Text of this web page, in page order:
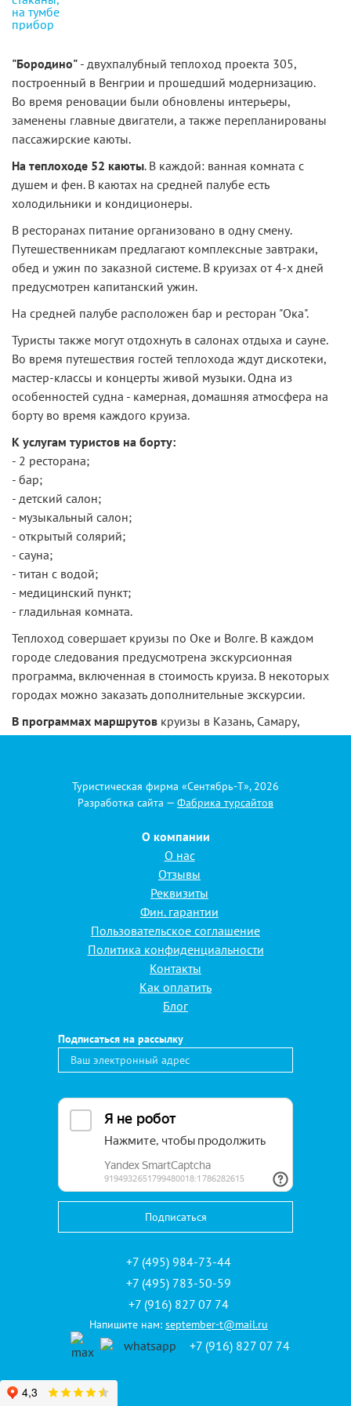
"Бородино" - двухпалубный теплоход проекта 305,
построенный в Венгрии и прошедший модернизацию.
Во время реновации были обновлены интерьеры,
заменены главные двигатели, а также перепланированы
пассажирские каюты.
На теплоходе 52 каюты. В каждой: ванная комната с
душем и фен. В каютах на средней палубе есть
холодильники и кондиционеры.
В ресторанах питание организовано в одну смену.
Путешественникам предлагают комплексные завтраки,
обед и ужин по заказной системе. В круизах от 4-х дней
предусмотрен капитанский ужин.
На средней палубе расположен бар и ресторан "Ока".
Туристы также могут отдохнуть в салонах отдыха и сауне.
Во время путешествия гостей теплохода ждут дискотеки,
мастер-классы и концерты живой музыки. Одна из
особенностей судна - камерная, домашняя атмосфера на
борту во время каждого круиза.
К услугам туристов на борту:
- 2 ресторана;
- бар;
- детский салон;
- музыкальный салон;
- открытый солярий;
- сауна;
- титан с водой;
- медицинский пункт;
- гладильная комната.
Теплоход совершает круизы по Оке и Волге. В каждом
городе следования предусмотрена экскурсионная
программа, включенная в стоимость круиза. В некоторых
городах можно заказать дополнительные экскурсии.
В программах маршрутов круизы в Казань, Самару,
Нижний Новгород, Муром, Кострому и другие
Схема теплохода "Бородино"
Подробная заявка
Название тура
Желаемые даты
Фамилия, имя,
отчество
заказчика*
Отправляя запрос, я ознакомлен(-а) с
конфиденциальности,даю
согласие на обработку
Туристическая фирма «Сентябрь-Т», 2026
Разработка сайта — Фабрика турсайтов
О компании
О нас
Отзывы
Реквизиты
Фин. гарантии
Пользовательское соглашение
Политика конфиденциальности
Контакты
Как оплатить
Блог
Подписаться на рассылку
+7 (495) 984-73-44
+7 (495) 783-50-59
+7 (916) 827 07 74
Напишите нам: september-t@mail.ru
+7 (916) 827 07 74